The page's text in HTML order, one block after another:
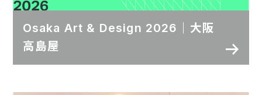
Osaka Art & Design 2026｜大阪
高島屋